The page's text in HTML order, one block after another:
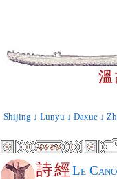
溫
Shijing ↓ Lunyu ↓ Daxue ↓
詩經Le